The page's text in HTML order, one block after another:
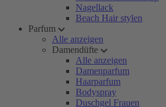
Nagellack
Beach Hair stylen
Parfum
Alle anzeigen
Damendüfte
Alle anzeigen
Damenparfum
Haarparfum
Bodyspray
Duschgel Frauen